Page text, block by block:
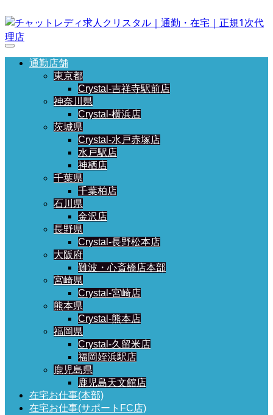
通勤店舗
東京都
Crystal-吉祥寺駅前店
神奈川県
Crystal-横浜店
茨城県
Crystal-水戸赤塚店
水戸駅店
神栖店
千葉県
千葉柏店
石川県
金沢店
長野県
Crystal-長野松本店
大阪府
難波・心斎橋店本部
宮崎県
Crystal-宮崎店
熊本県
Crystal-熊本店
福岡県
Crystal-久留米店
福岡姪浜駅店
鹿児島県
鹿児島天文館店
在宅お仕事(本部)
在宅お仕事(サポートFC店)